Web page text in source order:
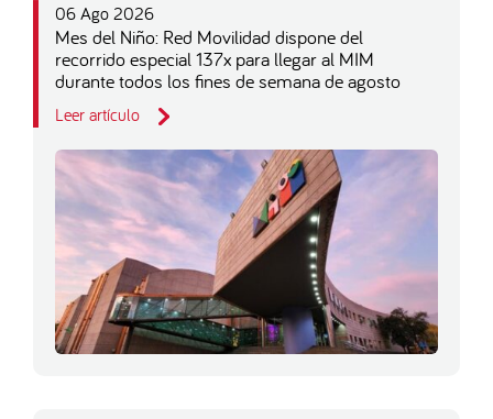
06 Ago 2026
Mes del Niño: Red Movilidad dispone del
recorrido especial 137x para llegar al MIM
durante todos los fines de semana de agosto
Leer artículo